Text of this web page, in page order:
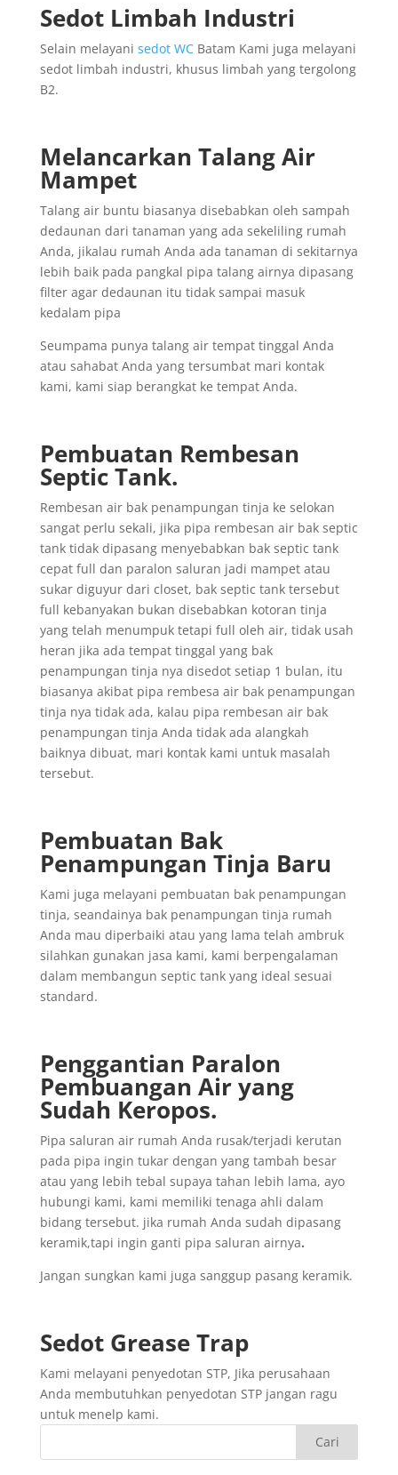
Sedot Limbah Industri
Selain melayani sedot WCBatam Kami juga melayani
sedot limbah industri, khusus limbah yang tergolong
B2.
Melancarkan Talang Air
Mampet
Talang air buntu biasanya disebabkan oleh sampah
dedaunan dari tanaman yang ada sekeliling rumah
Anda, jikalau rumah Anda ada tanaman di sekitarnya
lebih baik pada pangkal pipa talang airnya dipasang
filter agar dedaunan itu tidak sampai masuk
kedalam pipa
Seumpama punya talang air tempat tinggal Anda
atau sahabat Anda yang tersumbat mari kontak
kami, kami siap berangkat ke tempat Anda.
Pembuatan Rembesan
Septic Tank.
Rembesan air bak penampungan tinja ke selokan
sangat perlu sekali, jika pipa rembesan air bak septic
tank tidak dipasang menyebabkan bak septic tank
cepat full dan paralon saluran jadi mampet atau
sukar diguyur dari closet, bak septic tank tersebut
full kebanyakan bukan disebabkan kotoran tinja
yang telah menumpuk tetapi full oleh air, tidak usah
heran jika ada tempat tinggal yang bak
penampungan tinja nya disedot setiap 1 bulan, itu
biasanya akibat pipa rembesa air bak penampungan
tinja nya tidak ada, kalau pipa rembesan air bak
penampungan tinja Anda tidak ada alangkah
baiknya dibuat, mari kontak kami untuk masalah
tersebut.
Pembuatan Bak
Penampungan Tinja Baru
Kami juga melayani pembuatan bak penampungan
tinja, seandainya bak penampungan tinja rumah
Anda mau diperbaiki atau yang lama telah ambruk
silahkan gunakan jasa kami, kami berpengalaman
dalam membangun septic tank yang ideal sesuai
standard.
Penggantian Paralon
Pembuangan Air yang
Sudah Keropos.
Pipa saluran air rumah Anda rusak/terjadi kerutan
pada pipa ingin tukar dengan yang tambah besar
atau yang lebih tebal supaya tahan lebih lama, ayo
hubungi kami, kami memiliki tenaga ahli dalam
bidang tersebut. jika rumah Anda sudah dipasang
keramik,tapi ingin ganti pipa saluran airnya.
Jangan sungkan kami juga sanggup pasang keramik.
Sedot Grease Trap
Kami melayani penyedotan STP, Jika perusahaan
Anda membutuhkan penyedotan STP jangan ragu
untuk menelp kami.